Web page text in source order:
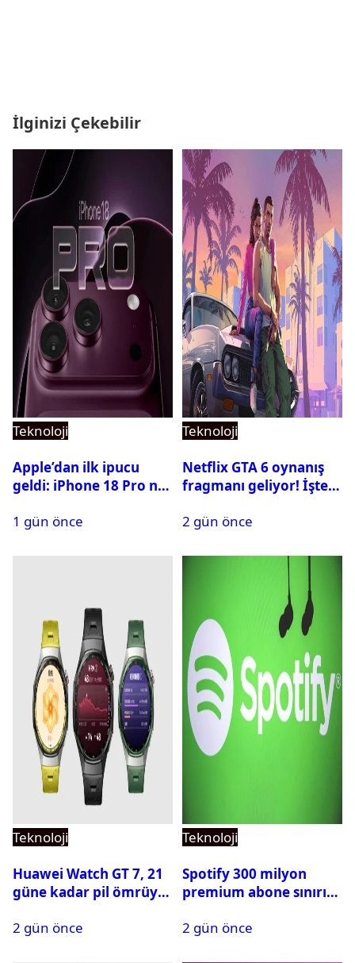
İlginizi Çekebilir
Teknoloji
Apple’dan ilk ipucu
geldi: iPhone 18 Pro ne
1 gün önce
Teknoloji
Netflix GTA 6 oynanış
fragmanı geliyor! İşte
2 gün önce
Teknoloji
Huawei Watch GT 7, 21
güne kadar pil ömrüyle
2 gün önce
Teknoloji
Spotify 300 milyon
premium abone sınırını
2 gün önce